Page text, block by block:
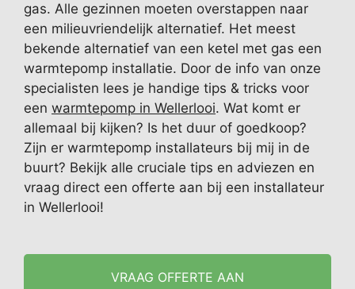
gas. Alle gezinnen moeten overstappen naar
een milieuvriendelijk alternatief. Het meest
bekende alternatief van een ketel met gas een
warmtepomp installatie. Door de info van onze
specialisten lees je handige tips & tricks voor
een warmtepomp in Wellerlooi. Wat komt er
allemaal bij kijken? Is het duur of goedkoop?
Zijn er warmtepomp installateurs bij mij in de
buurt? Bekijk alle cruciale tips en adviezen en
vraag direct een offerte aan bij een installateur
in Wellerlooi!
VRAAG OFFERTE AAN